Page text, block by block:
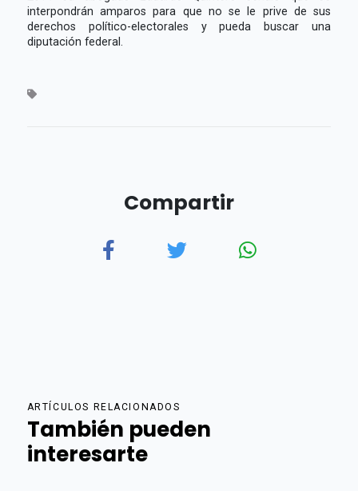
interpondrán amparos para que no se le prive de sus
derechos político-electorales y pueda buscar una
diputación federal.
Compartir
ARTÍCULOS RELACIONADOS
También pueden
interesarte